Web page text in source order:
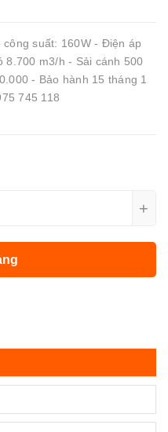
suất: 160W - Điện áp
8.700 m3/h - Sải cánh 500
- Bảo hành 15 tháng 1
745 118
+